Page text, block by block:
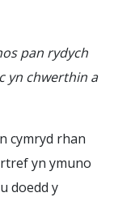
pan rydych
yn chwerthin a
cymryd rhan
yn ymuno
doedd y